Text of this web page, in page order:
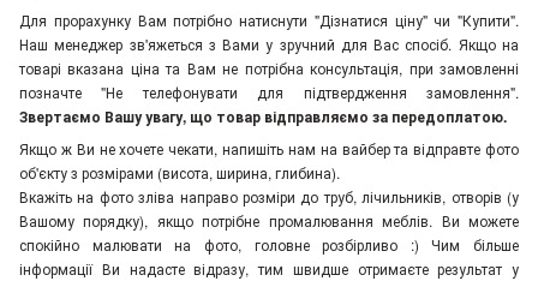
Для прорахунку Вам потрібно натиснути "Дізнатися ціну" чи "Купити".
Наш менеджер зв'яжеться з Вами у зручний для Вас спосіб. Якщо на
товарі вказана ціна та Вам не потрібна консультація, при замовленні
позначте "Не телефонувати для підтвердження замовлення".
Звертаємо Вашу увагу, що товар відправляємо за передоплатою.
Якщо ж Ви не хочете чекати, напишіть нам на вайбер та відправте фото
об'єкту з розмірами (висота, ширина, глибина).
Вкажіть на фото зліва направо розміри до труб, лічильників, отворів (у
Вашому порядку), якщо потрібне промалювання меблів. Ви можете
спокійно малювати на фото, головне розбірливо :) Чим більше
інформації Ви надасте відразу, тим швидше отримаєте результат у